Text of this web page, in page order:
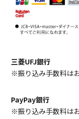
三菱UFJ銀行
※振り込み手数料は
PayPay銀行
※振り込み手数料は